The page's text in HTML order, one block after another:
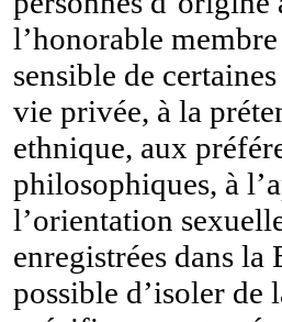
l’honorable
sensible de
vie privée, à la
ethnique, aux
philosophiques, à
l’orientation
enregistrées dans la
possible d’isoler de